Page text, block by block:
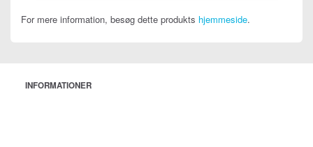
For mere information, besøg dette produkts hjemmeside.
INFORMATIONER